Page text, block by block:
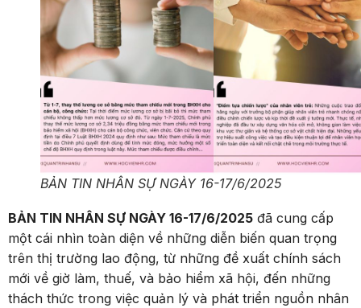
BẢN TIN NHÂN SỰ NGÀY 16-17/6/2025
BẢN TIN NHÂN SỰ NGÀY 16-17/6/2025 đã cung cấp
một cái nhìn toàn diện về những diễn biến quan trọng
trên thị trường lao động, từ những đề xuất chính sách
mới về giờ làm, thuế, và bảo hiểm xã hội, đến những
thách thức trong việc quản lý và phát triển nguồn nhân